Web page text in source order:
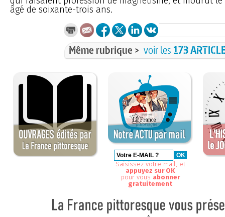
âgé de soixante-trois ans.
Même rubrique > voir les 173
Saisissez votre mail, et
appuyez sur OK
pour vous abonner
gratuitement